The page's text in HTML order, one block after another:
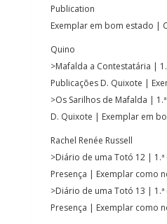
Publication
Exemplar em bom estado |
Quino
>Mafalda a Contestatária |
Publicações D. Quixote |
>Os Sarilhos de Mafalda |
D. Quixote | Exemplar em
Rachel Renée Russell
>Diário de uma Totó 12 |
Presença | Exemplar como
>Diário de uma Totó 13 |
Presença | Exemplar como